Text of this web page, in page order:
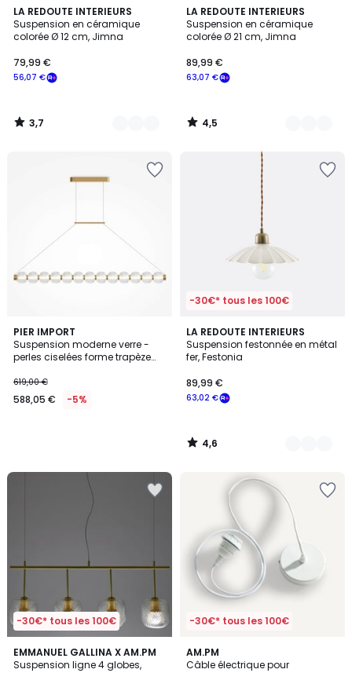
LA REDOUTE INTERIEURS
Suspension en céramique
colorée Ø 12 cm, Jimna
56,07 €
79,99 €
3,7
/ 5
2
Couleurs
3,7
/
LA REDOUTE INTERIEURS
Suspension en céramique
colorée Ø 21 cm, Jimna
63,07 €
89,99 €
4,5
/ 5
2
Couleurs
4,5
/
PIER IMPORT
Suspension moderne verre -
perles ciselées forme trapèze
619,00 €
588,05 € -5%
-30€* tous les 100€
LA REDOUTE INTERIEURS
Suspension festonnée en métal
fer, Festonia
63,02 €
89,99 €
4,6
/ 5
2
Couleurs
4,6
/
-30€* tous les 100€
EMMANUEL GALLINA X AM.PM
Suspension ligne 4 globes,
3,9
/ 5
-30€* tous les 100€
AM.PM
Câble électrique pour
4,3
/ 5
2
Couleurs